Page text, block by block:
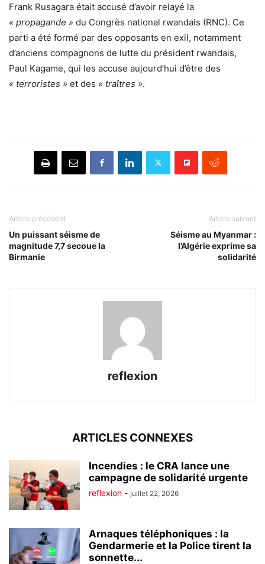
Frank Rusagara était accusé d’avoir relayé la
« propagande » du Congrès national rwandais (RNC). Ce
parti a été formé par des opposants en exil, notamment
d’anciens compagnons de lutte du président rwandais,
Paul Kagame, qui les accuse aujourd’hui d’être des
« terroristes » et des « traîtres ».
Article précédent
Un puissant séisme de
magnitude 7,7 secoue la
Birmanie
Article suivant
Séisme au Myanmar :
l’Algérie exprime sa
solidarité
reflexion
ARTICLES CONNEXES
Incendies : le CRA lance une
campagne de solidarité urgente
reflexion - juillet 22, 2026
Arnaques téléphoniques : la
Gendarmerie et la Police tirent la
sonnette...